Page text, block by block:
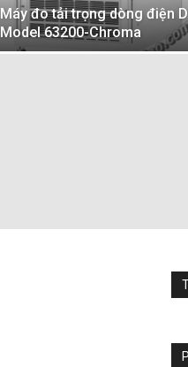
Máy đo tải trọng dòng điện
Model 63200-Chroma